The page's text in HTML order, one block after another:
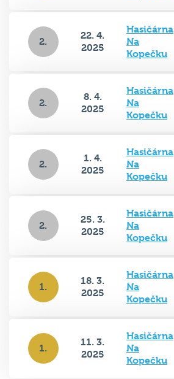
2.
22. 4.
2025
Hasičárna
Na
Kopečku
2.
8. 4.
2025
Hasičárna
Na
Kopečku
2.
1. 4.
2025
Hasičárna
Na
Kopečku
2.
25. 3.
2025
Hasičárna
Na
Kopečku
1.
18. 3.
2025
Hasičárna
Na
Kopečku
1.
11. 3.
2025
Hasičárna
Na
Kopečku